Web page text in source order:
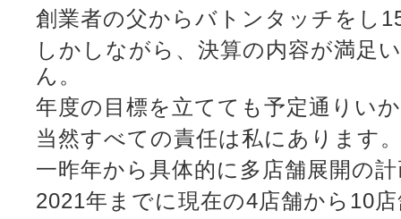
創業者の父からバトンタッチをし
しかしながら、決算の内容が満足
ん。
年度の目標を立てても予定通りい
当然すべての責任は私にあります
一昨年から具体的に多店舗展開の
2021年までに現在の4店舗から10